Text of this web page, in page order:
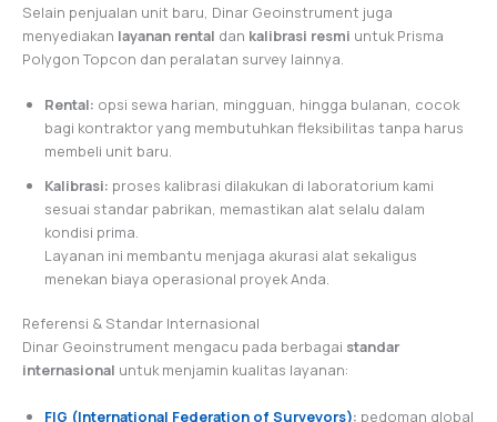
Selain penjualan unit baru, Dinar Geoinstrument juga
menyediakan layanan rental dan kalibrasi resmi untuk Prisma
Polygon Topcon dan peralatan survey lainnya.
Rental: opsi sewa harian, mingguan, hingga bulanan, cocok
bagi kontraktor yang membutuhkan fleksibilitas tanpa harus
membeli unit baru.
Kalibrasi: proses kalibrasi dilakukan di laboratorium kami
sesuai standar pabrikan, memastikan alat selalu dalam
kondisi prima.
Layanan ini membantu menjaga akurasi alat sekaligus
menekan biaya operasional proyek Anda.
Referensi & Standar Internasional
Dinar Geoinstrument mengacu pada berbagai standar
internasional untuk menjamin kualitas layanan:
FIG (International Federation of Surveyors): pedoman global